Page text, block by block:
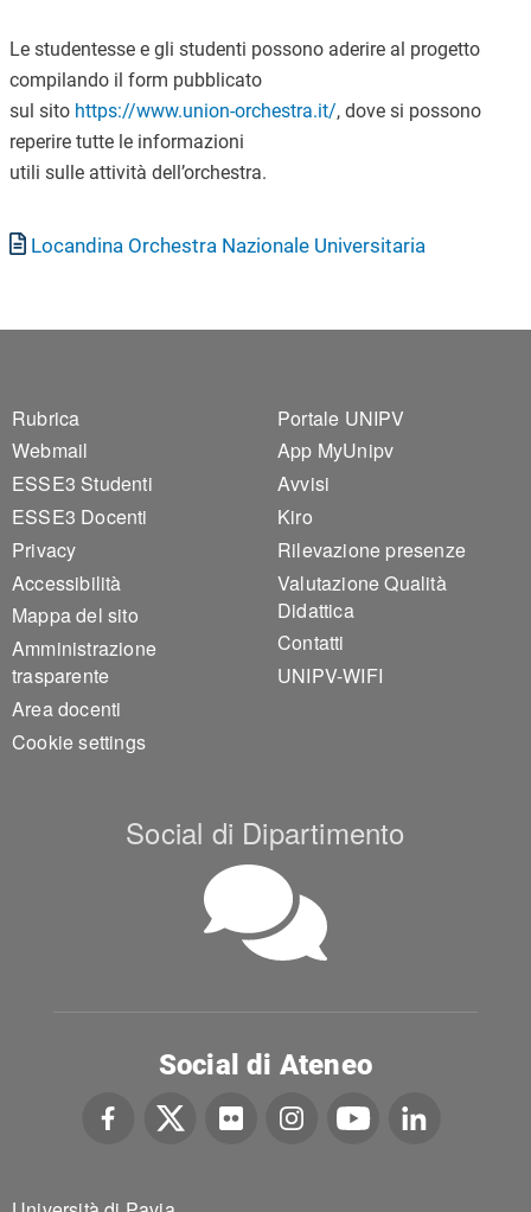
Le studentesse e gli studenti possono aderire al progetto
compilando il form pubblicato
sul sito https://www.union-orchestra.it/, dove si possono
reperire tutte le informazioni
utili sulle attività dell’orchestra.
Documento
Locandina Orchestra Nazionale Universitaria
Footer 1
Rubrica
Webmail
ESSE3 Studenti
ESSE3 Docenti
Privacy
Accessibilità
Mappa del sito
Amministrazione
trasparente
Area docenti
Cookie settings
Footer 2
Portale UNIPV
App MyUnipv
Avvisi
Kiro
Rilevazione presenze
Valutazione Qualità
Didattica
Contatti
UNIPV-WIFI
Social di Dipartimento
Social di Ateneo